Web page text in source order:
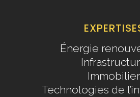
Énergie
Immobilier
Technologies de